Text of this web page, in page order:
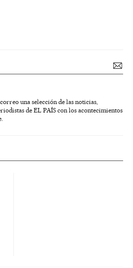
una selección de las noticias,
de EL PAÍS con los acontecimientos